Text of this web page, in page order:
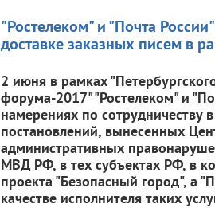
"Ростелеком" и "Почта
доставке заказных писем в
2 июня в рамках
форума-2017" "Ростелеком" и
намерениях по сотрудничеству
постановлений, вынесенных
административных
МВД РФ, в тех субъектах РФ, в
проекта "Безопасный город", а
качестве исполнителя таких